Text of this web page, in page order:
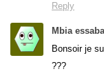
Reply
Mbia
Bonsoir je
???